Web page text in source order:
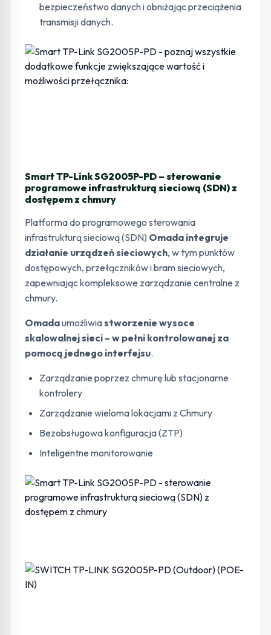
bezpieczeństwo danych i obniżając przeciążenia
transmisji danych.
Smart TP-Link SG2005P-PD – sterowanie
programowe infrastrukturą sieciową (SDN) z
dostępem z chmury
Platforma do programowego sterowania
infrastrukturą sieciową (SDN) Omada integruje
działanie urządzeń sieciowych, w tym punktów
dostępowych, przełączników i bram sieciowych,
zapewniając kompleksowe zarządzanie centralne z
chmury.
Omadaumożliwiastworzenie wysoce
skalowalnej sieci – w pełni kontrolowanej za
pomocą jednego interfejsu.
Zarządzanie poprzez chmurę lub stacjonarne
kontrolery
Zarządzanie wieloma lokacjami z Chmury
Bezobsługowa konfiguracja (ZTP)
Inteligentne monitorowanie